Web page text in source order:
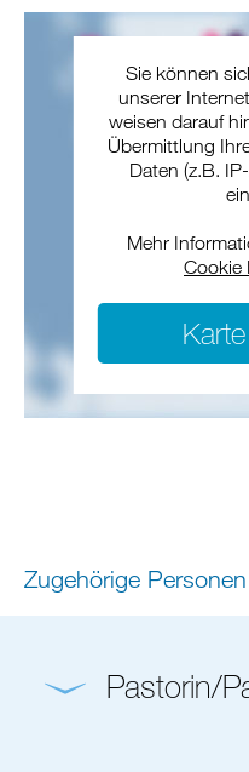
Sie können
unserer
weisen darauf
Übermittlung
Daten (z.B.
Mehr
Cookie
Zugehörige Personen
Pastorin/